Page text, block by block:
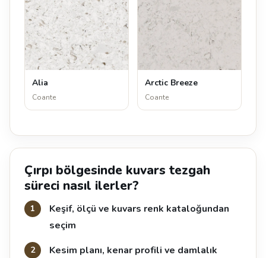
Alia
Coante
Arctic Breeze
Coante
Çırpı bölgesinde kuvars tezgah
süreci nasıl ilerler?
Keşif, ölçü ve kuvars renk kataloğundan
seçim
Kesim planı, kenar profili ve damlalık